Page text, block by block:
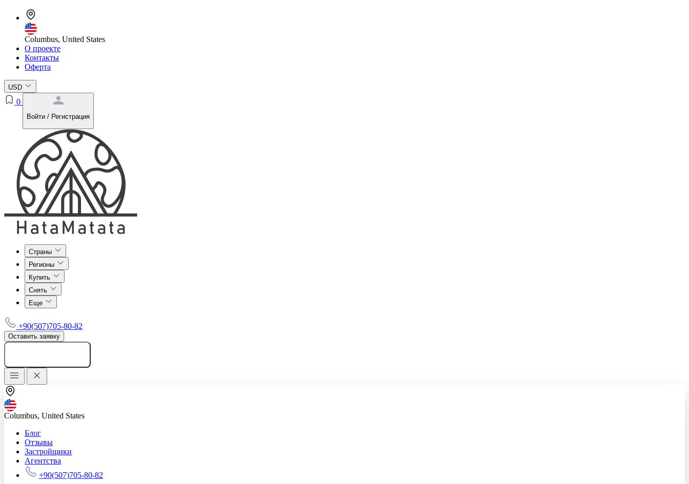
Columbus, United States
О проекте
Контакты
Оферта
USD
0
Войти / Регистрация
Страны
Регионы
Купить
Снять
Еще
+90(507)705-80-82
Оставить заявку
Columbus, United States
Блог
Отзывы
Застройщики
Агентства
+90(507)705-80-82